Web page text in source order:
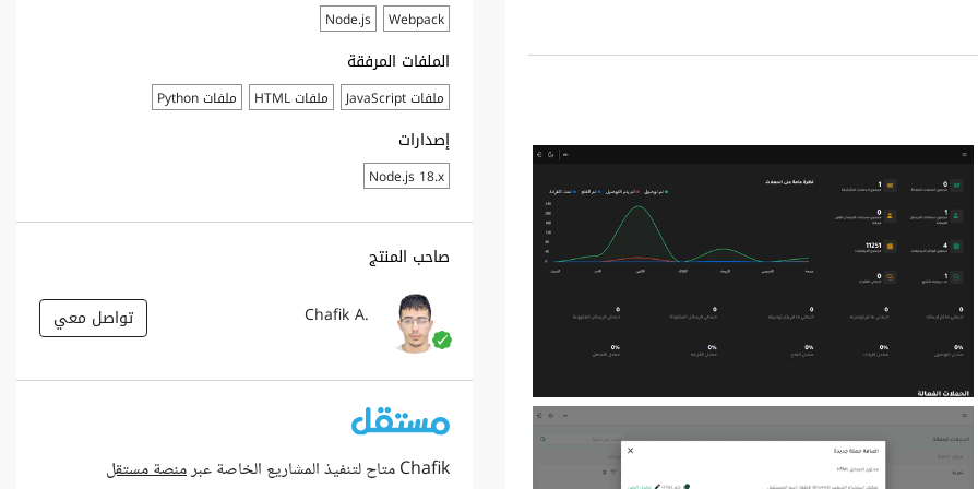
Webpack
Node.js
الملفات المرفقة
ملفات JavaScript ملفات HTML ملفات Python
إصدارات
Node.js 18.x
صاحب المنتج
Chafik A.
تواصل معي
Chafik متاح لتنفيذ المشاريع الخاصة عبر منصة مستقل